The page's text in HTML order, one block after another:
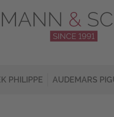
PHILIPPE AUDEMARS